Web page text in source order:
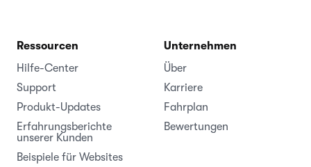
Ressourcen
Hilfe-Center
Support
Produkt-Updates
Erfahrungsberichte
unserer Kunden
Beispiele für Websites
Unternehmen
Über
Karriere
Fahrplan
Bewertungen